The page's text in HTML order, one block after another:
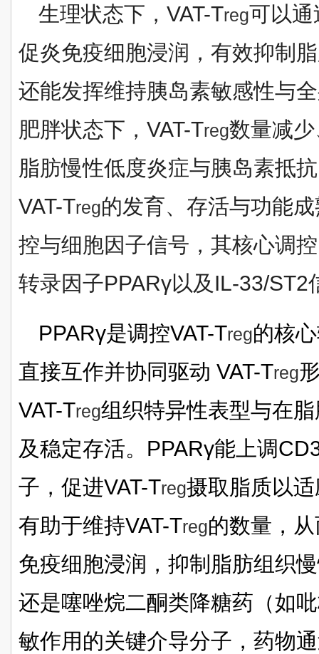
生理状态下，VAT-Treg可以通
促炎免疫细胞浸润，有效抑制
还能发挥维持胰岛素敏感性与
肥胖状态下，VAT-Treg数量减
脂肪慢性低度炎症与胰岛素抵
VAT-Treg的发育、存活与功能
控与细胞因子信号，其核心调
转录因子PPARγ以及IL-33/ST2
PPARγ是调控VAT-Treg的核
直接互作并协同驱动 VAT-Treg
VAT-Treg组织特异性表型与在
及稳定存活。PPARγ能上调
子，促进VAT-Treg摄取脂质以
有助于维持VAT-Treg的数量，
免疫细胞浸润，抑制脂肪组织
还是噻唑烷二酮类降糖药（如
敏作用的关键介导分子，药物